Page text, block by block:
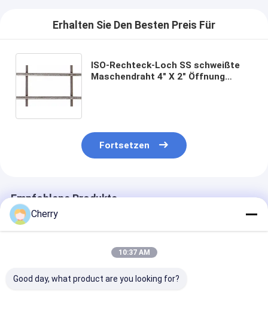
Erhalten Sie Den Besten Preis Für
ISO-Rechteck-Loch SS schweißte
Maschendraht 4" X 2" Öffnung
Fortsetzen
Empfohlene Produkte
Cherry
10:37 AM
Good day, what product are you looking for?